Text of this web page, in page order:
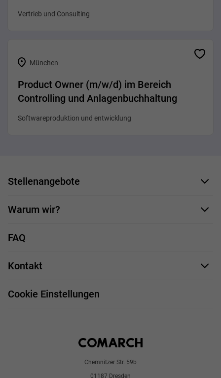
Vertrieb und Consulting
München
Product Owner (m/w/d) im Bereich
Controlling und Anlagenbuchhaltung
Softwareproduktion und entwicklung
Chemnitzer Str. 59b
01187 Dresden
Stellenangebote
Bewerbungsformular
Warum wir?
Stellenprofile
Bewerbungsprozess
FAQ
Kontakt
Impressum
Cookie Einstellungen